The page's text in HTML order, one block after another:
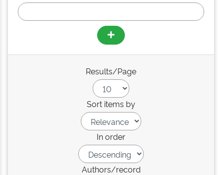
Results/Page
Sort items by
In order
Authors/record